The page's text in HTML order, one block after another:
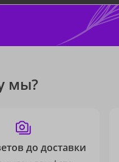
мы?
до доставки